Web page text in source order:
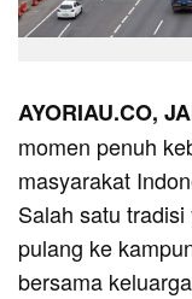
AYORIAU.CO,
momen penuh
masyarakat
Salah satu
pulang ke
bersama